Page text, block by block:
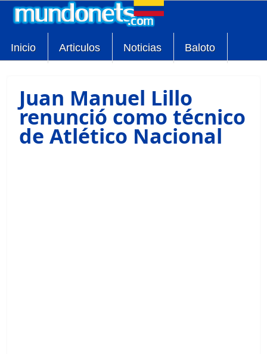
Inicio Articulos Noticias Baloto
Juan Manuel Lillo
renunció como técnico
de Atlético Nacional